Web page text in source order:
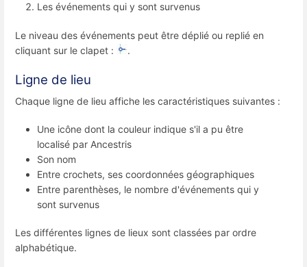
Les événements qui y sont survenus
Le niveau des événements peut être déplié ou replié en
cliquant sur le clapet :
.
Ligne de lieu
Chaque ligne de lieu affiche les caractéristiques suivantes :
Une icône dont la couleur indique s'il a pu être
localisé par Ancestris
Son nom
Entre crochets, ses coordonnées géographiques
Entre parenthèses, le nombre d'événements qui y
sont survenus
Les différentes lignes de lieux sont classées par ordre
alphabétique.